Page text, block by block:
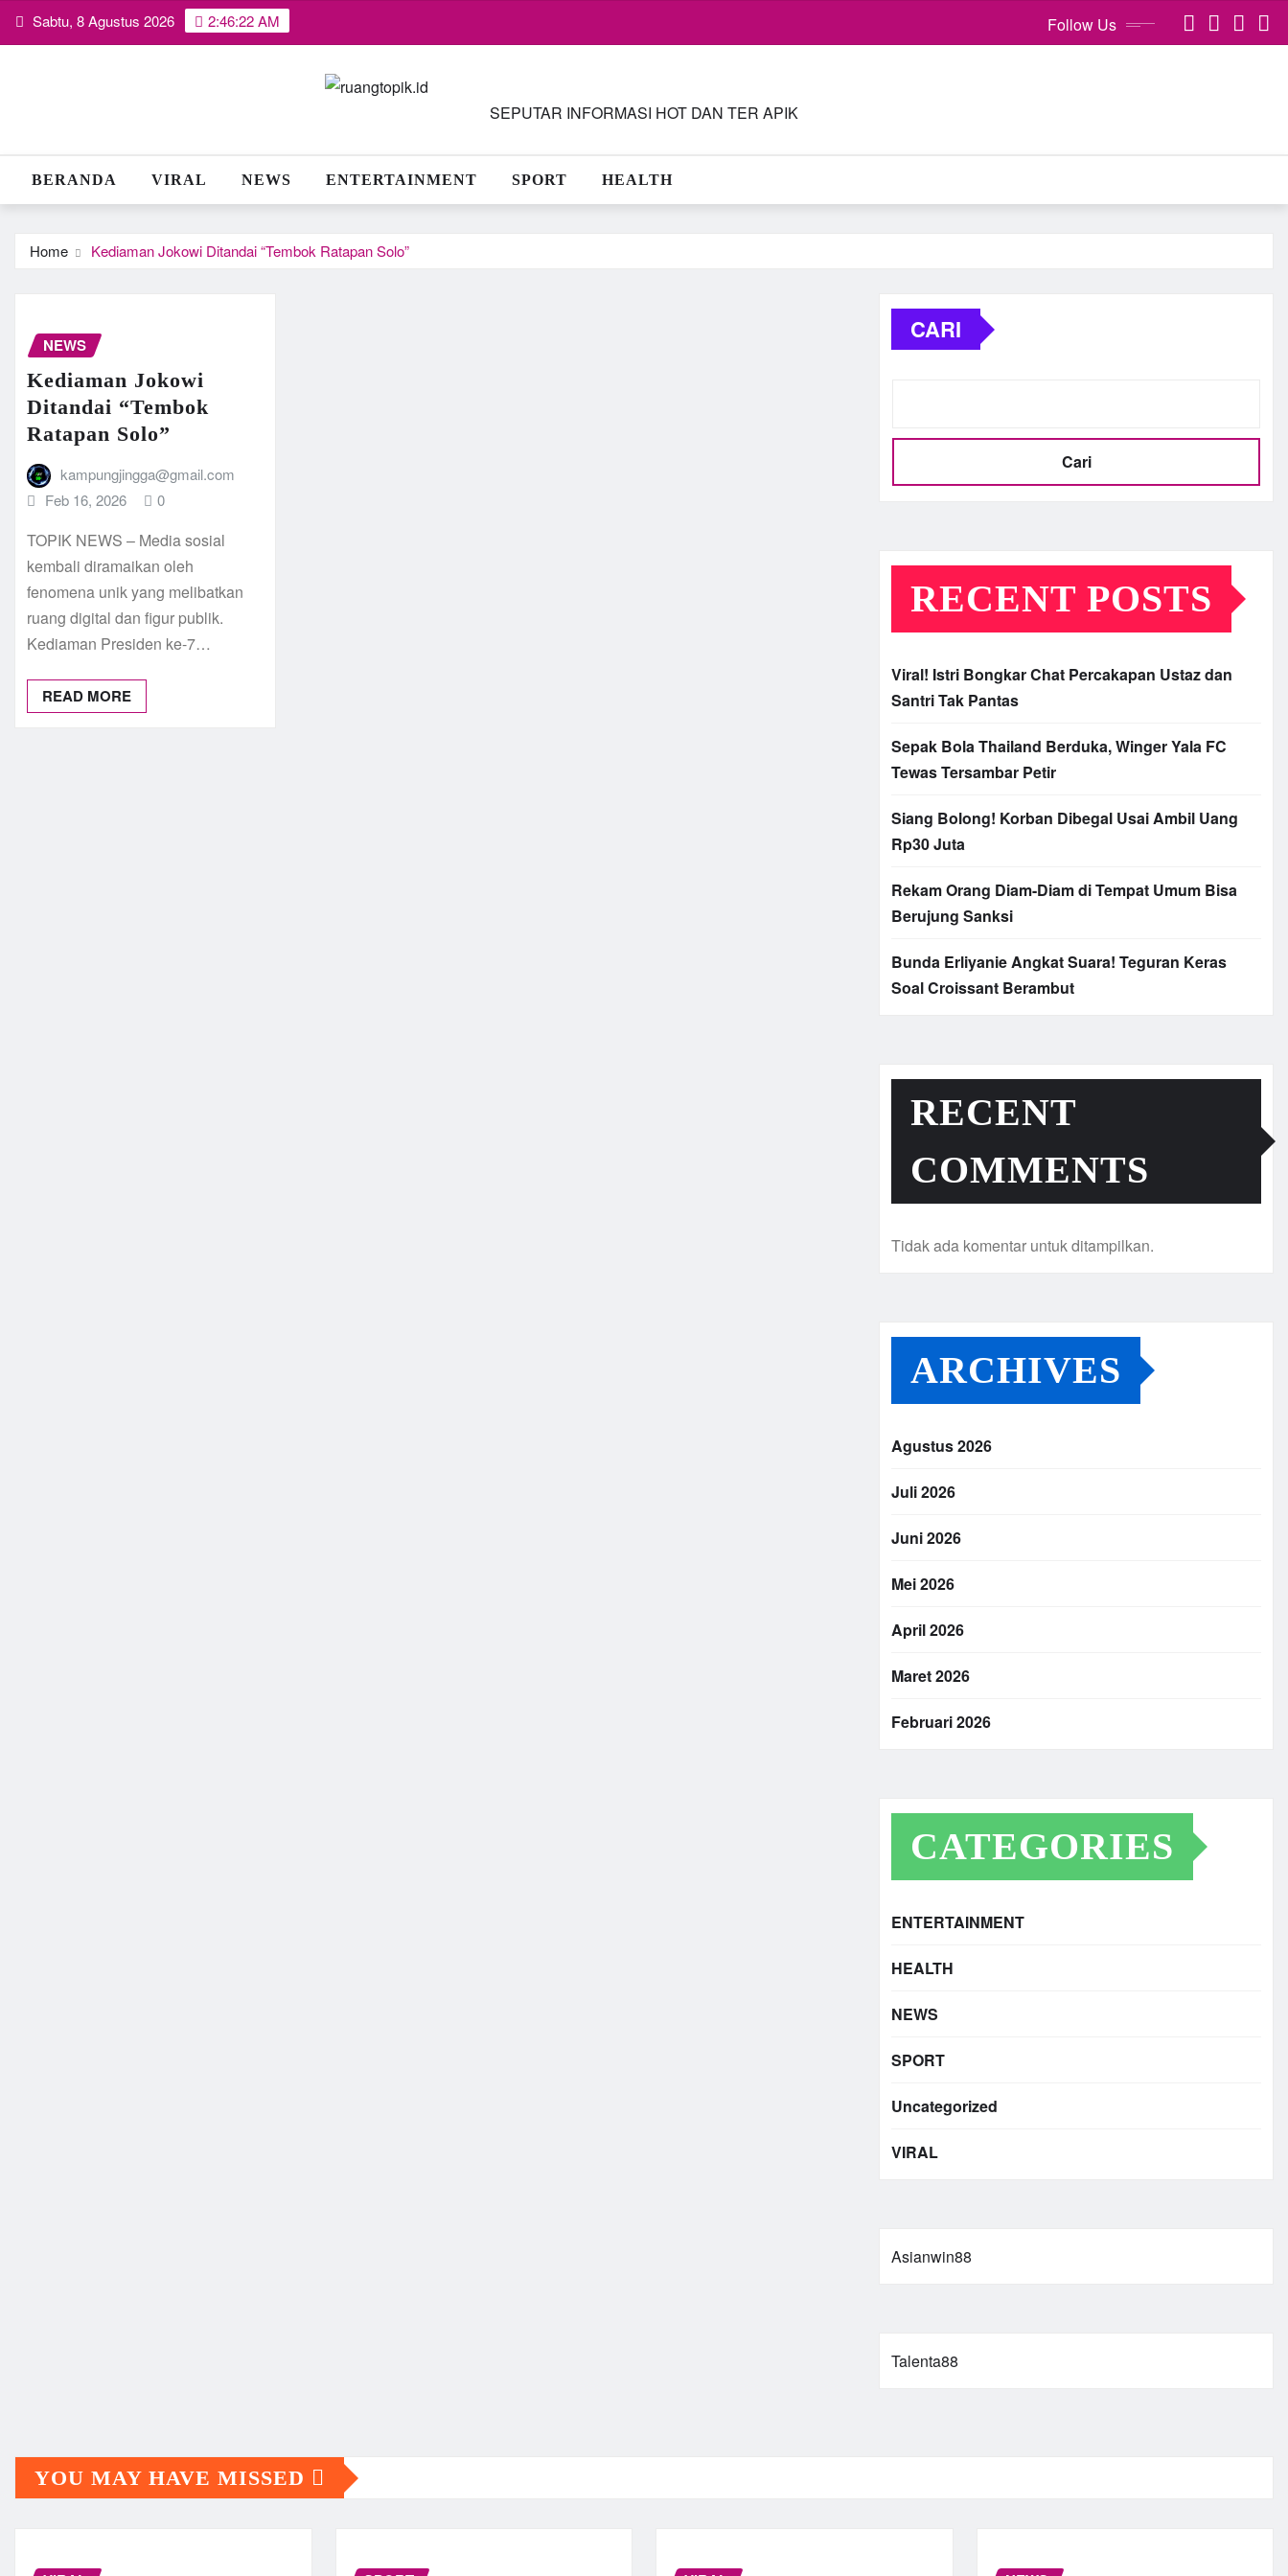
Skip Sabtu, 8 Agustus 2026 2:46:23 AM Follow Us
SEPUTAR INFORMASI HOT DAN TER APIK
BERANDA VIRAL NEWS ENTERTAINMENT SPORT HEALTH
Home Kediaman Jokowi Ditandai “Tembok Ratapan Solo”
NEWS
Kediaman Jokowi
Ditandai “Tembok
Ratapan Solo”
kampungjingga@gmail.com
Feb 16, 2026
0
TOPIK NEWS – Media sosial
kembali diramaikan oleh
fenomena unik yang melibatkan
ruang digital dan figur publik.
Kediaman Presiden ke-7…
READ MORE
CARI
Cari
RECENT POSTS
Viral! Istri Bongkar Chat Percakapan Ustaz dan
Santri Tak Pantas
Sepak Bola Thailand Berduka, Winger Yala FC
Tewas Tersambar Petir
Siang Bolong! Korban Dibegal Usai Ambil Uang
Rp30 Juta
Rekam Orang Diam-Diam di Tempat Umum Bisa
Berujung Sanksi
Bunda Erliyanie Angkat Suara! Teguran Keras
Soal Croissant Berambut
RECENT
COMMENTS
Tidak ada komentar untuk ditampilkan.
ARCHIVES
Agustus 2026
Juli 2026
Juni 2026
Mei 2026
April 2026
Maret 2026
Februari 2026
CATEGORIES
ENTERTAINMENT
HEALTH
NEWS
SPORT
Uncategorized
VIRAL
Asianwin88
Talenta88
YOU MAY HAVE MISSED